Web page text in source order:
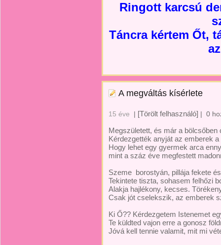
Ringott karcsú
Táncra kértem Őt,
A megváltás kísérlete
15 éve | [Törölt felhasználó] | 0
Megszületett, és már a bölcsőben
Kérdezgették anyját az emberek a
Hogy lehet egy gyermek arca
mint a száz éve megfestett
Szeme borostyán, pillája fekete
Tekintete tiszta, sohasem felhőzi
Alakja hajlékony, kecses.
Csak jót cselekszik, az emberek
Ki Ő?? Kérdezgetem Istenemet
Te küldted vajon erre a gonosz
Jóvá kell tennie valamit, mit mi